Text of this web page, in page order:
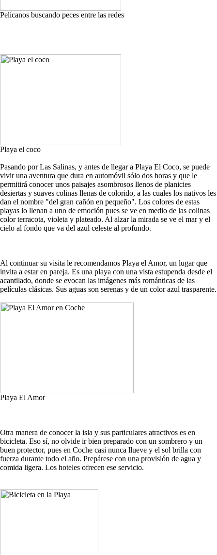
Pelícanos buscando peces entre las redes
Playa el coco
Pasando por Las Salinas, y antes de llegar a Playa El Coco, se puede
vivir una aventura que dura en automóvil sólo dos horas y que le
permitirá conocer unos paisajes asombrosos llenos de planicies
desiertas y suaves colinas llenas de colorido, a las cuales los nativos les
dan el nombre "del gran cañón en pequeño". Los colores de estas
playas lo llenan a uno de emoción pues se ve en medio de las colinas
color terracota, violeta y plateado. Al alzar la mirada se ve el mar y el
cielo al fondo que va del azul celeste al profundo.
Al continuar su visita le recomendamos Playa el Amor, un lugar que
invita a estar en pareja. Es una playa con una vista estupenda desde el
acantilado, donde se evocan las imágenes más románticas de las
películas clásicas. Sus aguas son serenas y de un color azul trasparente.
Playa El Amor
Otra manera de conocer la isla y sus particulares atractivos es en
bicicleta. Eso sí, no olvide ir bien preparado con un sombrero y un
buen protector, pues en Coche casi nunca llueve y el sol brilla con
fuerza durante todo el año. Prepárese con una provisión de agua y
comida ligera. Los hoteles ofrecen ese servicio.